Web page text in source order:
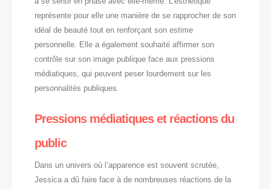
représente pour elle une manière de se rapprocher de son
idéal de beauté tout en renforçant son estime
personnelle. Elle a également souhaité affirmer son
contrôle sur son image publique face aux pressions
médiatiques, qui peuvent peser lourdement sur les
personnalités publiques.
Pressions médiatiques et réactions du
public
Dans un univers où l’apparence est souvent scrutée,
Jessica a dû faire face à de nombreuses réactions de la